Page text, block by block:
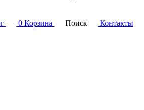
0 Корзина Поиск
Контакты